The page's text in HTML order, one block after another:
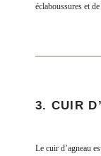
éclaboussures et
3. CUIR
Le cuir d’agneau